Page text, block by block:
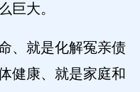
巨大。
、就是化解冤亲债
健康、就是家庭和